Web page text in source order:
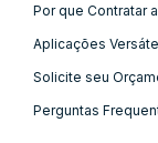
Por que Contratar
Aplicações
Solicite seu
Perguntas